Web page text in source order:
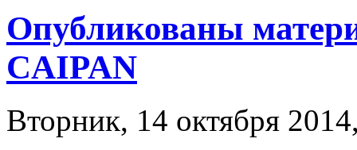
Опубликованы
CAIPAN
Вторник, 14 октября